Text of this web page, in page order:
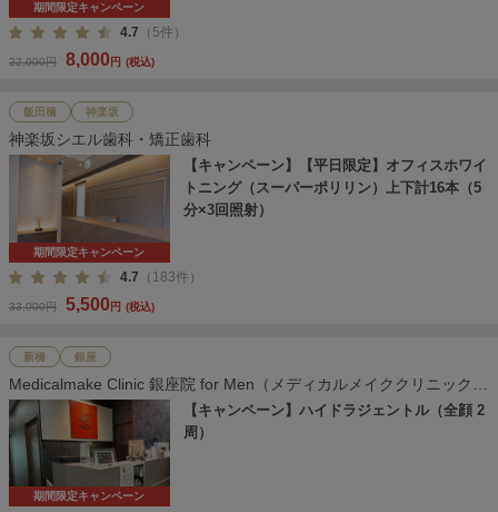
期間限定キャンペーン
4.7 （5件）
22,000円 8,000円 (税込)
飯田橋 神楽坂
神楽坂シエル歯科・矯正歯科
期間限定キャンペーン
【キャンペーン】【平日限定】オフィスホワイ
トニング（スーパーポリリン）上下計16本（5
分×3回照射）
4.7 （183件）
33,000円 5,500円 (税込)
新橋 銀座
Medicalmake Clinic 銀座院 for Men（メディカルメイククリニック
銀座院）
期間限定キャンペーン
【キャンペーン】ハイドラジェントル（全顔 2
周）